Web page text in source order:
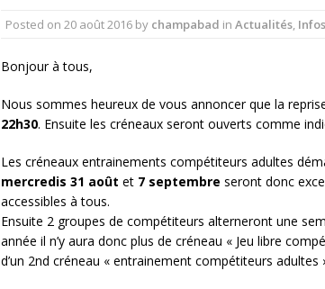
Posted on 20 août 2016 by champabad in Actualités,
Bonjour à tous,
Nous sommes heureux de vous annoncer que la
22h30. Ensuite les créneaux seront ouverts comme
Les créneaux entrainements compétiteurs adultes
mercredis 31 août et 7 septembre seront donc
accessibles à tous.
Ensuite 2 groupes de compétiteurs alterneront une
année il n’y aura donc plus de créneau « Jeu libre
d’un 2nd créneau « entrainement compétiteurs adultes